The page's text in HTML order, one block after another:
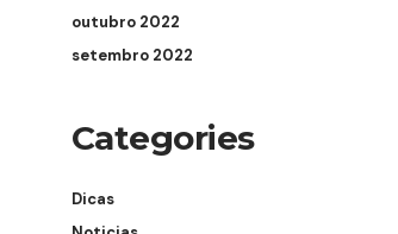
outubro 2022
setembro 2022
Categories
Dicas